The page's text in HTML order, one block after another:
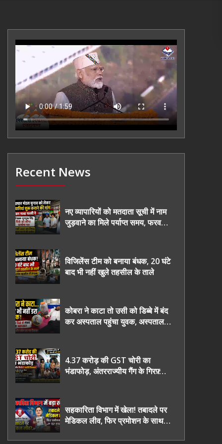
Recent News
नए व्यापारियों को मतदाता सूची में नाम
जुड़वाने का मिले पर्याप्त समय, फरवरी
विजिलेंस टीम को बनाया बंधक, 20 घंटे
बाद भी नहीं खुले तहसील के ताले
कोबरा ने काटा तो उसी को डिब्बे में बंद
कर अस्पताल पहुंचा युवक, अस्पताल में
4.37 करोड़ की GST चोरी का
भंडाफोड़, अंतरराज्यीय गैंग के गिरफ़्तार
सहकारिता विभाग में खेला! तबादले पर
मेडिकल लीव, फिर प्रमोशन के साथ